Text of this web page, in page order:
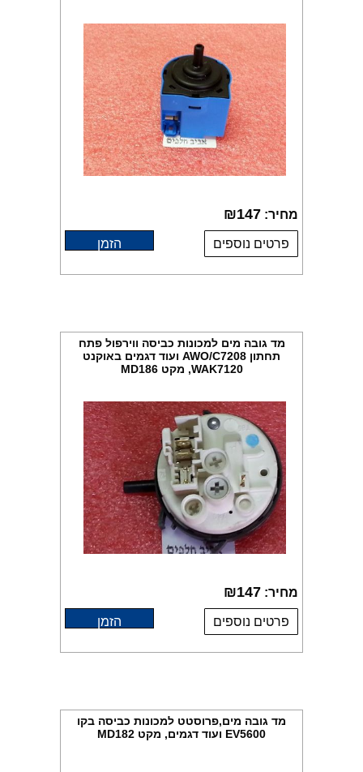
מחיר: ₪147
פרטים נוספים הזמן
מד גובה מים למכונות כביסה ווירפול פתח
תחתון AWO/C7208 ועוד דגמים באוקנט
WAK7120, מקט MD186
מחיר: ₪147
פרטים נוספים הזמן
מד גובה מים,פרוסטט למכונות כביסה בקו
EV5600 ועוד דגמים, מקט MD182